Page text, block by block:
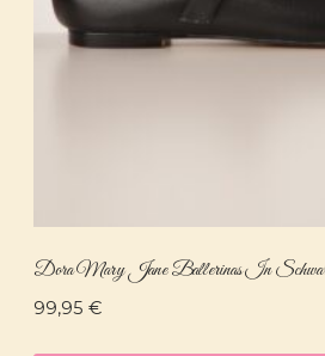
Dora Mary Jane Ballerinas In
99,95 €